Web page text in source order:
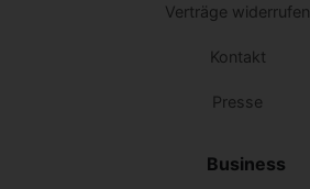
Verträge widerrufen
Kontakt
Presse
Business